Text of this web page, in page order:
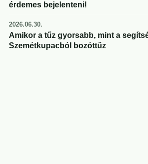
érdemes bejelenteni!
2026.06.30.
Amikor a tűz gyorsabb, mint a
Szemétkupacból bozóttűz